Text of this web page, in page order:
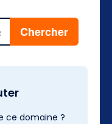
ce domaine ?